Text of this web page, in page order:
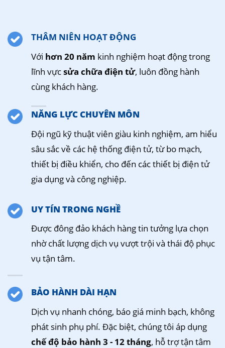
THÂM NIÊN HOẠT ĐỘNG
Với hơn 20 năm kinh nghiệm hoạt động trong
lĩnh vựcsửa chữa điện tử, luôn đồng hành
cùng khách hàng.
NĂNG LỰC CHUYÊN MÔN
Đội ngũ kỹ thuật viên giàu kinh nghiệm, am hiểu
sâu sắc về các hệ thống điện tử, từ bo mạch,
thiết bị điều khiển, cho đến các thiết bị điện tử
gia dụng và công nghiệp.
UY TÍN TRONG NGHỀ
Được đông đảo khách hàng tin tưởng lựa chọn
nhờ chất lượng dịch vụ vượt trội và thái độ phục
vụ tận tâm.
BẢO HÀNH DÀI HẠN
Dịch vụ nhanh chóng, báo giá minh bạch, không
phát sinh phụ phí. Đặc biệt, chúng tôi áp dụng
chế độ bảo hành 3 - 12 tháng, hỗ trợ tận tâm